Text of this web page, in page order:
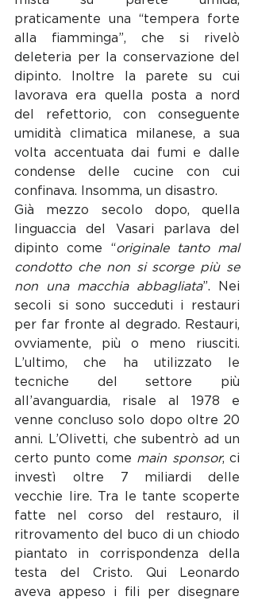
praticamente una “tempera forte
alla fiamminga”, che si rivelò
deleteria per la conservazione del
dipinto. Inoltre la parete su cui
lavorava era quella posta a nord
del refettorio, con conseguente
umidità climatica milanese, a sua
volta accentuata dai fumi e dalle
condense delle cucine con cui
confinava. Insomma, un disastro.
Già mezzo secolo dopo, quella
linguaccia del Vasari parlava del
dipinto come “originale tanto mal
condotto che non si scorge più se
non una macchia abbagliata”. Nei
secoli si sono succeduti i restauri
per far fronte al degrado. Restauri,
ovviamente, più o meno riusciti.
L’ultimo, che ha utilizzato le
tecniche del settore più
all’avanguardia, risale al 1978 e
venne concluso solo dopo oltre 20
anni. L’Olivetti, che subentrò ad un
certo punto come main sponsor, ci
investì oltre 7 miliardi delle
vecchie lire. Tra le tante scoperte
fatte nel corso del restauro, il
ritrovamento del buco di un chiodo
piantato in corrispondenza della
testa del Cristo. Qui Leonardo
aveva appeso i fili per disegnare